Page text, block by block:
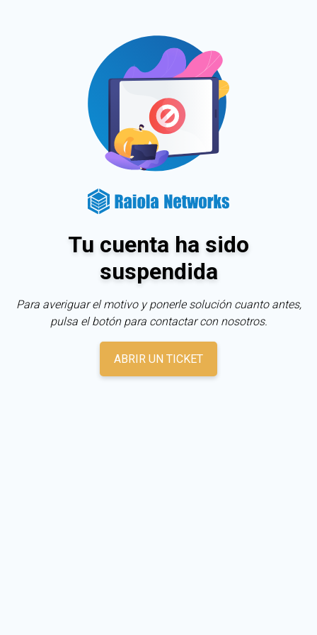
Tu cuenta ha sido
suspendida
Para averiguar el motivo y ponerle solución cuanto antes,
pulsa el botón para contactar con nosotros.
ABRIR UN TICKET